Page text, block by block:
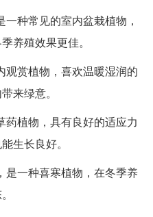
种常见的室内盆栽植物，
养殖效果更佳。
观赏植物，喜欢温暖湿润的
来绿意。
药植物，具有良好的适应力
生长良好。
是一种喜寒植物，在冬季养